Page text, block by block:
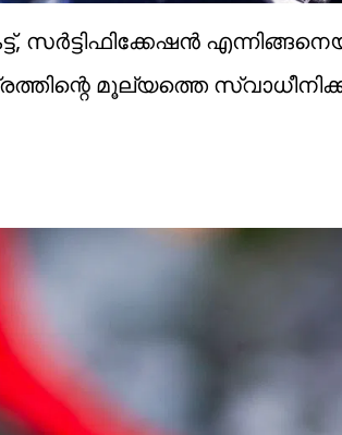
സര്‍ട്ടിഫിക്കേഷന്‍
മൂല്യത്തെ